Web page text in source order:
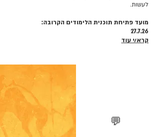
לעשות.
מועד פתיחת תוכנית הלימודים הקרובה:
27.7.26
קרא/י עוד
💬